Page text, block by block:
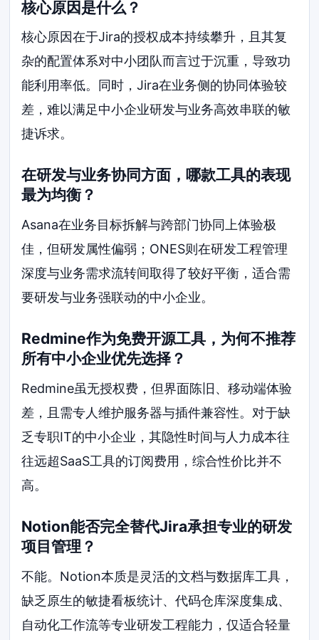
核心原因是什么？
核心原因在于Jira的授权成本持续攀升，且其复
杂的配置体系对中小团队而言过于沉重，导致功
能利用率低。同时，Jira在业务侧的协同体验较
差，难以满足中小企业研发与业务高效串联的敏
捷诉求。
在研发与业务协同方面，哪款工具的表现
最为均衡？
Asana在业务目标拆解与跨部门协同上体验极
佳，但研发属性偏弱；ONES则在研发工程管理
深度与业务需求流转间取得了较好平衡，适合需
要研发与业务强联动的中小企业。
Redmine作为免费开源工具，为何不推荐
所有中小企业优先选择？
Redmine虽无授权费，但界面陈旧、移动端体验
差，且需专人维护服务器与插件兼容性。对于缺
乏专职IT的中小企业，其隐性时间与人力成本往
往远超SaaS工具的订阅费用，综合性价比并不
高。
Notion能否完全替代Jira承担专业的研发
项目管理？
不能。Notion本质是灵活的文档与数据库工具，
缺乏原生的敏捷看板统计、代码仓库深度集成、
自动化工作流等专业研发工程能力，仅适合轻量